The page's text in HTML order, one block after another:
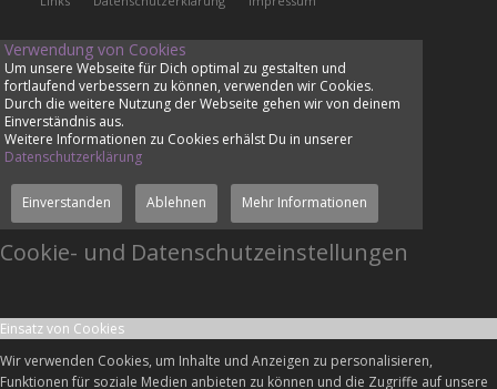
Verwendung von Cookies
Um unsere Webseite für Dich optimal zu gestalten und
fortlaufend verbessern zu können, verwenden wir Cookies.
Durch die weitere Nutzung der Webseite gehen wir von deinem
Einverständnis aus.
Weitere Informationen zu Cookies erhälst Du in unserer
Datenschutzerklärung
Einverstanden Ablehnen Mehr Informationen
Cookie- und Datenschutzeinstellungen
Einsatz von Cookies
Wir verwenden Cookies, um Inhalte und Anzeigen zu personalisieren,
Funktionen für soziale Medien anbieten zu können und die Zugriffe auf unsere